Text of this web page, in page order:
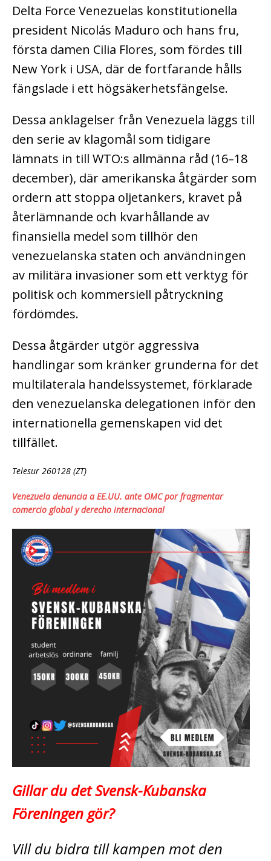
Delta Force Venezuelas konstitutionella
president Nicolás Maduro och hans fru,
första damen Cilia Flores, som fördes till
New York i USA, där de fortfarande hålls
fängslade i ett högsäkerhetsfängelse.
Dessa anklagelser från Venezuela läggs till
den serie av klagomål som tidigare
lämnats in till WTO:s allmänna råd (16–18
december), där amerikanska åtgärder som
ordern att stoppa oljetankers, kravet på
återlämnande och kvarhållande av
finansiella medel som tillhör den
venezuelanska staten och användningen
av militära invasioner som ett verktyg för
politisk och kommersiell påtryckning
fördömdes.
Dessa åtgärder utgör aggressiva
handlingar som kränker grunderna för det
multilaterala handelssystemet, förklarade
den venezuelanska delegationen inför den
internationella gemenskapen vid det
tillfället.
Telesur 260128 (ZT)
Venezuela denuncia a EE.UU. ante OMC por fragmentar
comercio global y derecho internacional
Gillar du det Svensk-Kubanska
Föreningen gör?
Vill du bidra till kampen mot den